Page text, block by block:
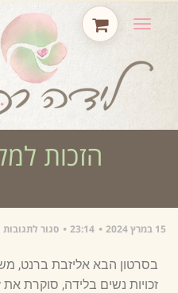
תפריט
הזכות
15 במרץ 2024 23:14 סגור לתגובות
בסרטון הבא אליזבת ברנט,
זכויות נשים בלידה, סוקרת את